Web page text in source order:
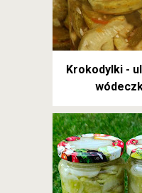
Krokodylki -